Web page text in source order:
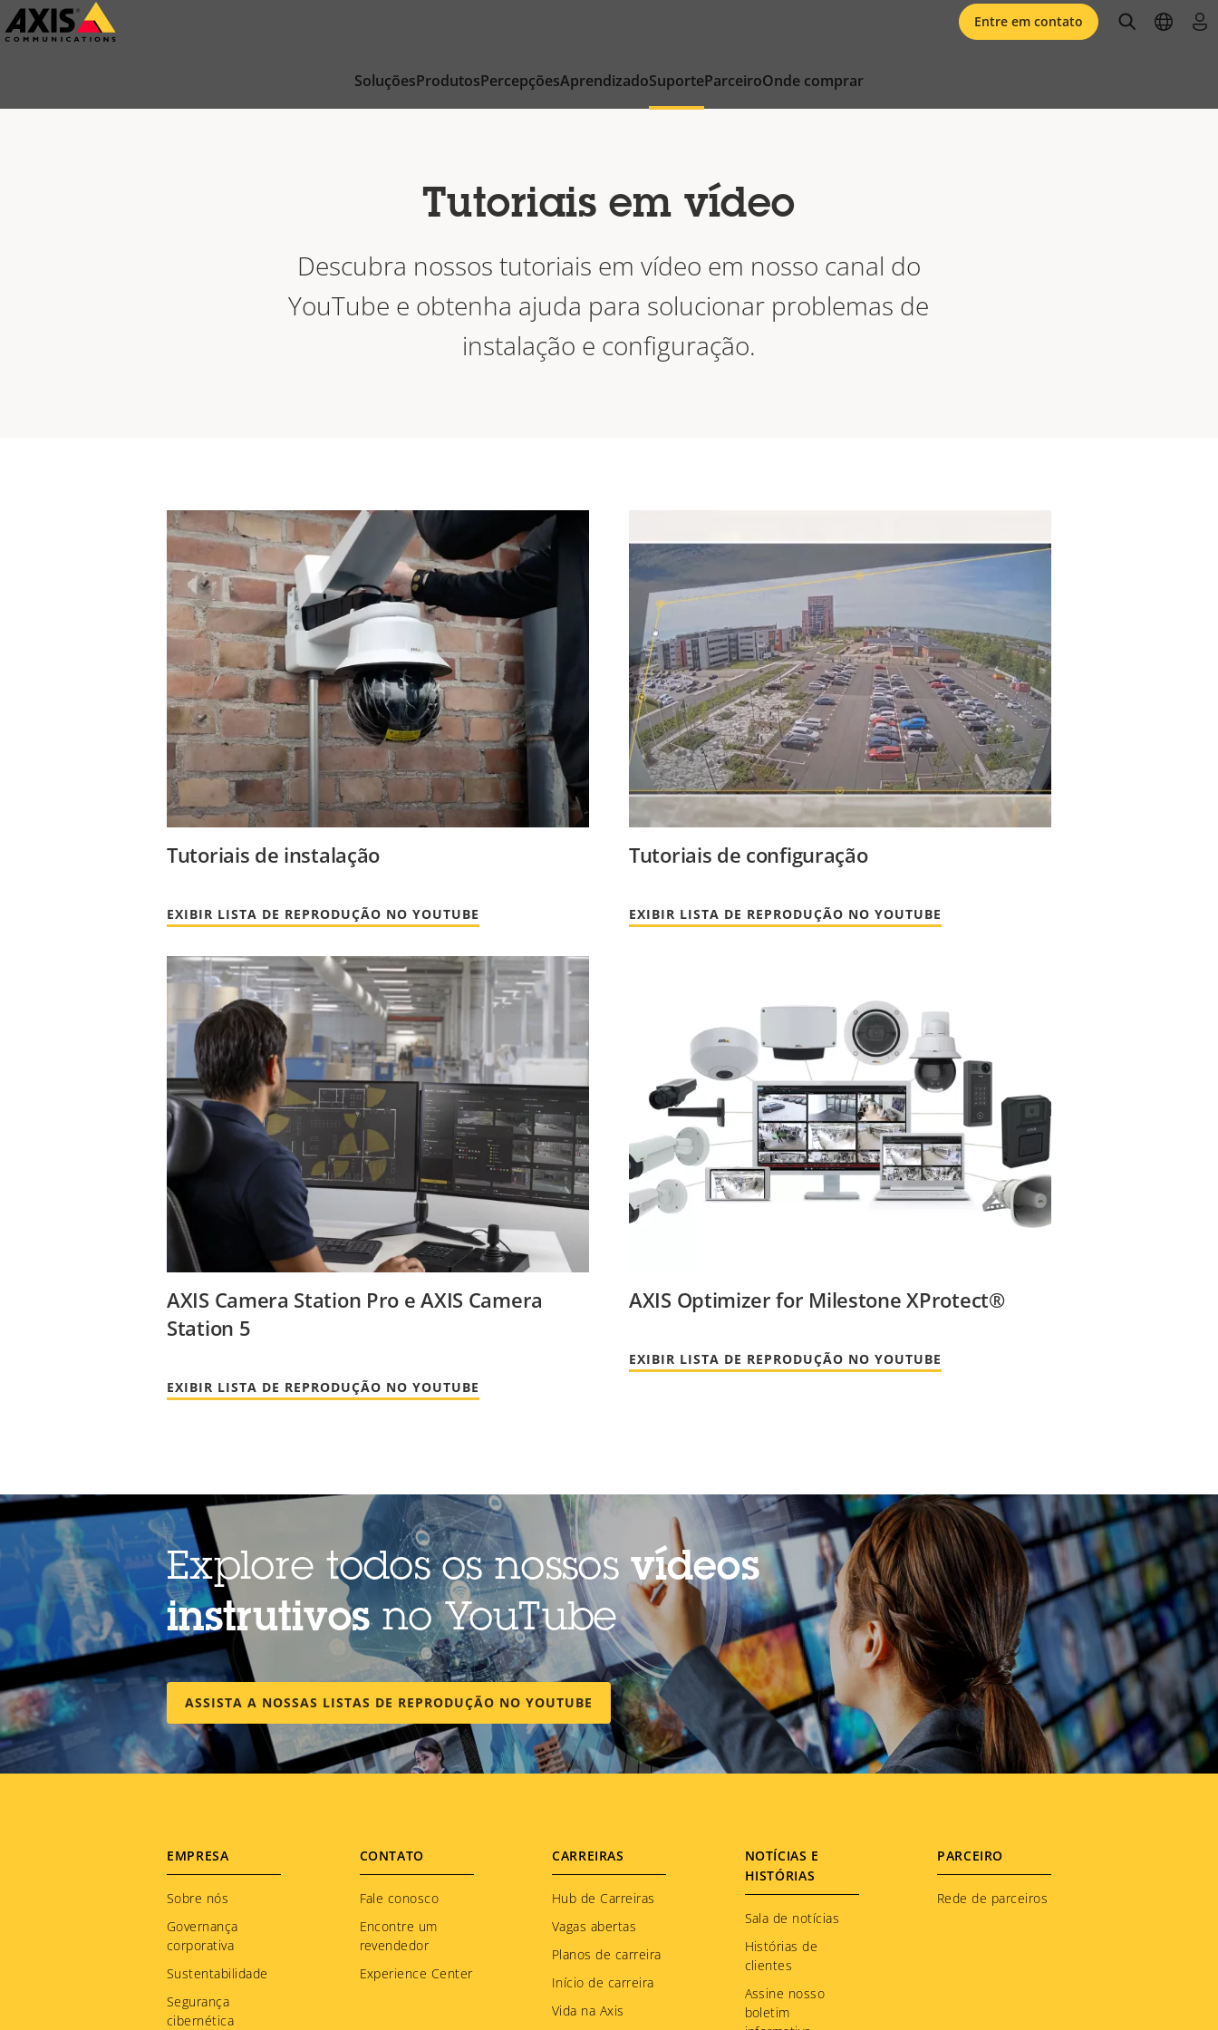
Pular
para
SoluçõesProdutosPercepçõesAprendizadoSuporteParceiroOnde comprar
Entre em contato openopen
Tutoriais em vídeo
Descubra nossos tutoriais em vídeo em nosso canal do
YouTube e obtenha ajuda para solucionar problemas de
instalação e configuração.
Tutoriais de instalação
EXIBIR LISTA DE REPRODUÇÃO NO YOUTUBE
Tutoriais de configuração
EXIBIR LISTA DE REPRODUÇÃO NO YOUTUBE
AXIS Camera Station Pro e AXIS Camera
Station 5
EXIBIR LISTA DE REPRODUÇÃO NO YOUTUBE
AXIS Optimizer for Milestone XProtect®
EXIBIR LISTA DE REPRODUÇÃO NO YOUTUBE
Explore todos os nossosvídeos
instrutivosno YouTube
ASSISTA A NOSSAS LISTAS DE REPRODUÇÃO NO YOUTUBE
Footer
menu
EMPRESA
Sobre nós
Governança
corporativa
Sustentabilidade
Segurança
cibernética
CONTATO
Fale conosco
Encontre um
revendedor
Experience Center
CARREIRAS
Hub de Carreiras
Vagas abertas
Planos de carreira
Início de carreira
Vida na Axis
NOTÍCIAS E
HISTÓRIAS
Sala de notícias
Histórias de
clientes
Assine nosso
boletim
PARCEIRO
Rede de parceiros